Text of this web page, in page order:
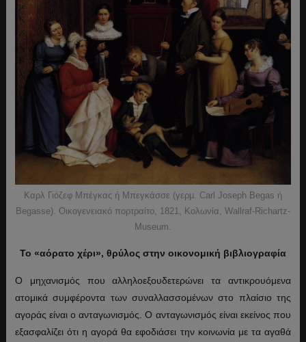
Καρλ Γιόζεφ Μπέγκας ή Μπεγκάσσε (γερμ. Carl Joseph Begas ή
Begasse). Οικογενειακό πορτραίτο, 1821, Κολωνία, Wallraf-Richartz-
Museum.
Το «αόρατο χέρι», θρύλος στην οικονομική βιβλιογραφία
Ο μηχανισμός που αλληλοεξουδετερώνει τα αντικρουόμενα
ατομικά συμφέροντα των συναλλασσομένων στο πλαίσιο της
αγοράς είναι ο ανταγωνισμός. Ο ανταγωνισμός είναι εκείνος που
εξασφαλίζει ότι η αγορά θα εφοδιάσει την κοινωνία με τα αγαθά